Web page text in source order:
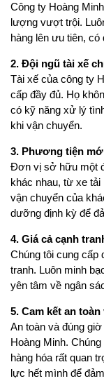
Công ty Hoàng
lượng vượt trội.
hàng lên ưu tiên, có
2. Đội ngũ tài xế
Tài xế của công ty
cấp đầy đủ. Họ
có kỹ năng xử lý
khi vận chuyển.
3. Phương tiện
Đơn vị sở hữu một
khác nhau, từ xe
vận chuyển của
dưỡng định kỳ để
4. Giá cả cạnh
Chúng tôi cung cấp
tranh. Luôn minh
yên tâm về ngân
5. Cam kết an
An toàn và đúng
Hoàng Minh.
hàng hóa rất quan
lực hết mình để